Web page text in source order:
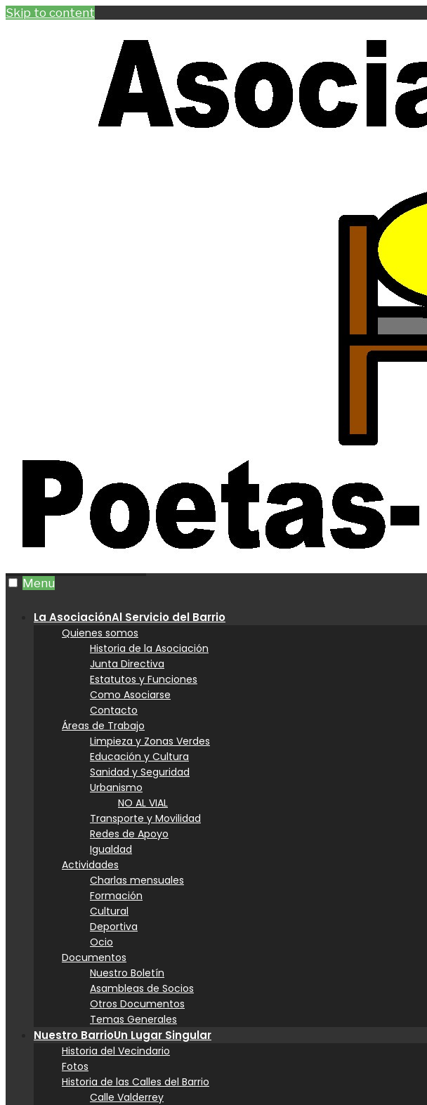
Skip to content
Menu
La AsociaciónAl Servicio del Barrio
Quienes somos
Historia de la Asociación
Junta Directiva
Estatutos y Funciones
Como Asociarse
Contacto
Áreas de Trabajo
Limpieza y Zonas Verdes
Educación y Cultura
Sanidad y Seguridad
Urbanismo
NO AL VIAL
Transporte y Movilidad
Redes de Apoyo
Igualdad
Actividades
Charlas mensuales
Formación
Cultural
Deportiva
Ocio
Documentos
Nuestro Boletín
Asambleas de Socios
Otros Documentos
Temas Generales
Nuestro BarrioUn Lugar Singular
Historia del Vecindario
Fotos
Historia de las Calles del Barrio
Calle Valderrey